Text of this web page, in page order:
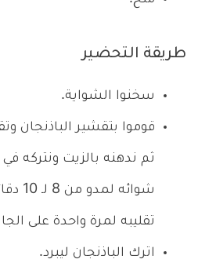
طريقة التحضير
سخنوا الشواية.
قوموا بتقشير الباذنجان
ثم ندهنه بالزيت ونتركه
شوائه
تقليبه لمرة واحدة على
اترك الباذنجان ليبرد.